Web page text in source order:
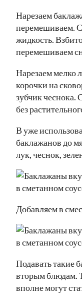
Нарезаем
перемешиваем.
жидкость.
перемешиваем
Нарезаем мелко
корочки на
зубчик чеснока.
без
В уже
баклажанов до
лук, чеснок,
Добавляем в
Подавать такие
вторым блюдам.
вполне могут